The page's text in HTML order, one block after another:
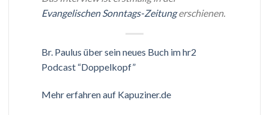
Evangelischen Sonntags-Zeitungerschienen.
Br. Paulus über sein neues Buch im hr2
Podcast “Doppelkopf”
Mehr erfahren auf Kapuziner.de